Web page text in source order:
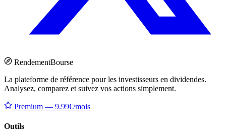
RendementBourse
La plateforme de référence pour les investisseurs en dividendes.
Analysez, comparez et suivez vos actions simplement.
Premium — 9.99€/mois
Outils